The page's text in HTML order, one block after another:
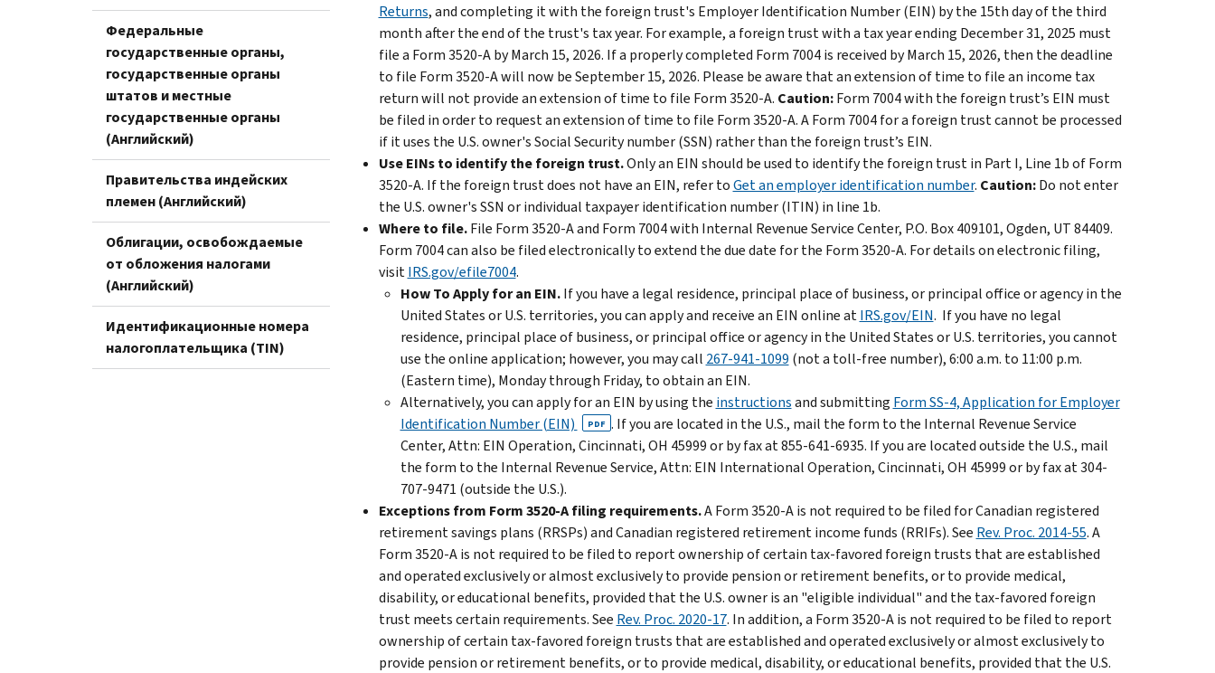
Федеральные
государственные органы,
государственные органы
штатов и местные
государственные органы
(Английский)
Правительства индейских
племен (Английский)
Облигации, освобождаемые
от обложения налогами
(Английский)
Идентификационные номера
налогоплательщика (TIN)
Returns, and completing it with the foreign trust's Employer Identification Number (EIN) by the 15th day of the third
month after the end of the trust's tax year. For example, a foreign trust with a tax year ending December 31, 2025 must
file a Form 3520-A by March 15, 2026. If a properly completed Form 7004 is received by March 15, 2026, then the deadline
to file Form 3520-A will now be September 15, 2026. Please be aware that an extension of time to file an income tax
return will not provide an extension of time to file Form 3520-A. Caution:Form 7004 with the foreign trust’s EIN must
be filed in order to request an extension of time to file Form 3520-A. A Form 7004 for a foreign trust cannot be processed
if it uses the U.S. owner's Social Security number (SSN) rather than the foreign trust’s EIN.
Use EINs to identify the foreign trust.Only an EIN should be used to identify the foreign trust in Part I, Line 1b of Form
3520-A. If the foreign trust does not have an EIN, refer toGet an employer identification number. Caution:Do not enter
the U.S. owner's SSN or individual taxpayer identification number (ITIN) in line 1b.
Where to file.File Form 3520-A and Form 7004 with Internal Revenue Service Center, P.O. Box 409101, Ogden, UT 84409.
Form 7004 can also be filed electronically to extend the due date for the Form 3520-A. For details on electronic filing,
visitIRS.gov/efile7004.
How To Apply for an EIN.If you have a legal residence, principal place of business, or principal office or agency in the
United States or U.S. territories, you can apply and receive an EIN online atIRS.gov/EIN. If you have no legal
residence, principal place of business, or principal office or agency in the United States or U.S. territories, you cannot
use the online application; however, you may call 267-941-1099 (not a toll-free number), 6:00 a.m. to 11:00 p.m.
(Eastern time), Monday through Friday, to obtain an EIN.
Alternatively, you can apply for an EIN by using the instructionsand submitting Form SS-4, Application for Employer
Identification Number (EIN)
PDF . If you are located in the U.S., mail the form to the Internal Revenue Service
Center, Attn: EIN Operation, Cincinnati, OH 45999 or by fax at 855-641-6935. If you are located outside the U.S., mail
the form to the Internal Revenue Service, Attn: EIN International Operation, Cincinnati, OH 45999 or by fax at 304-
707-9471 (outside the U.S.).
Exceptions from Form 3520-A filing requirements.A Form 3520-A is not required to be filed for Canadian registered
retirement savings plans (RRSPs) and Canadian registered retirement income funds (RRIFs). See Rev. Proc. 2014-55. A
Form 3520-A is not required to be filed to report ownership of certain tax-favored foreign trusts that are established
and operated exclusively or almost exclusively to provide pension or retirement benefits, or to provide medical,
disability, or educational benefits, provided that the U.S. owner is an "eligible individual" and the tax-favored foreign
trust meets certain requirements. See Rev. Proc. 2020-17. In addition, a Form 3520-A is not required to be filed to report
ownership of certain tax-favored foreign trusts that are established and operated exclusively or almost exclusively to
provide pension or retirement benefits, or to provide medical, disability, or educational benefits, provided that the U.S.